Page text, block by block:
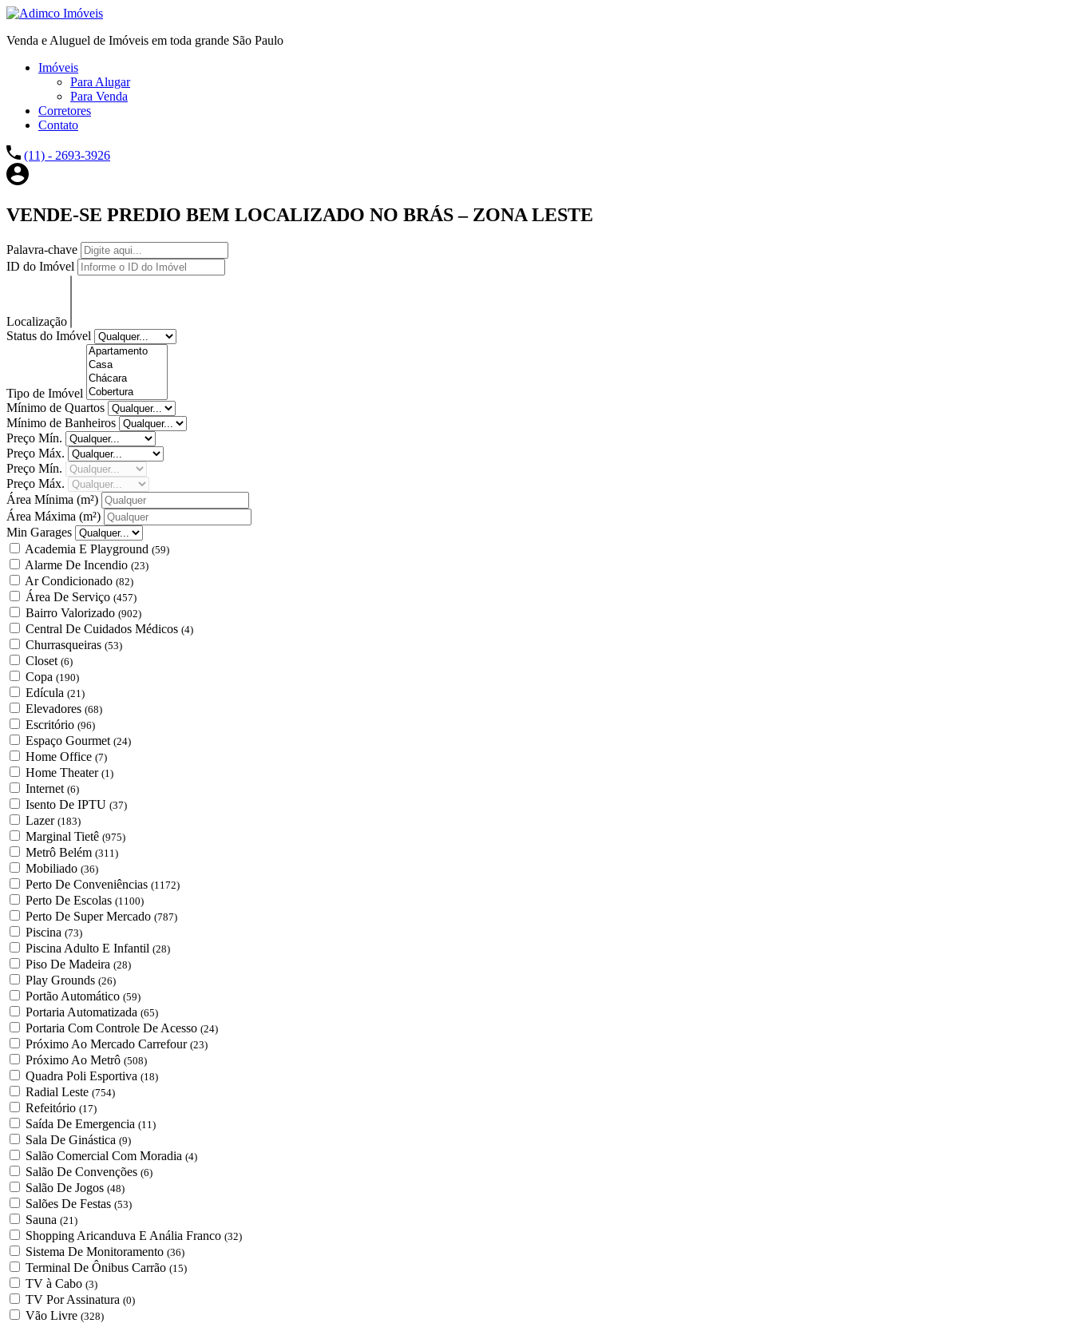
Venda e Aluguel de Imóveis em toda grande São Paulo
Imóveis
Para Alugar
Para Venda
Corretores
Contato
(11) - 2693-3926
VENDE-SE PREDIO BEM LOCALIZADO NO BRÁS – ZONA LESTE
Palavra-chave
ID do Imóvel
Localização
Status do Imóvel
Tipo de Imóvel
Mínimo de Quartos
Mínimo de Banheiros
Preço Mín.
Preço Máx.
Preço Mín.
Preço Máx.
Área Mínima (m²)
Área Máxima (m²)
Min Garages
Academia E Playground (59)
Alarme De Incendio (23)
Ar Condicionado (82)
Área De Serviço (457)
Bairro Valorizado (902)
Central De Cuidados Médicos (4)
Churrasqueiras (53)
Closet (6)
Copa (190)
Edícula (21)
Elevadores (68)
Escritório (96)
Espaço Gourmet (24)
Home Office (7)
Home Theater (1)
Internet (6)
Isento De IPTU (37)
Lazer (183)
Marginal Tietê (975)
Metrô Belém (311)
Mobiliado (36)
Perto De Conveniências (1172)
Perto De Escolas (1100)
Perto De Super Mercado (787)
Piscina (73)
Piscina Adulto E Infantil (28)
Piso De Madeira (28)
Play Grounds (26)
Portão Automático (59)
Portaria Automatizada (65)
Portaria Com Controle De Acesso (24)
Próximo Ao Mercado Carrefour (23)
Próximo Ao Metrô (508)
Quadra Poli Esportiva (18)
Radial Leste (754)
Refeitório (17)
Saída De Emergencia (11)
Sala De Ginástica (9)
Salão Comercial Com Moradia (4)
Salão De Convenções (6)
Salão De Jogos (48)
Salões De Festas (53)
Sauna (21)
Shopping Aricanduva E Anália Franco (32)
Sistema De Monitoramento (36)
Terminal De Ônibus Carrão (15)
TV à Cabo (3)
TV Por Assinatura (0)
Vão Livre (328)